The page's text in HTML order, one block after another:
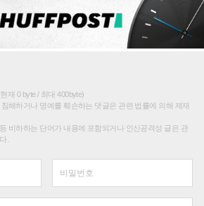
재 0 byte / 최대 400byte)
해하거나 명예를 훼손하는 댓글은 관련 법률에 의해 제재
비하하는 단어가 내용에 포함되거나 인신공격성 글은 관
.